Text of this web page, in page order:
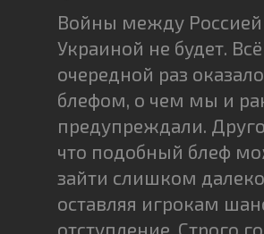
Войны между Россией
Украиной не будет.
очередной раз
блефом, о чем мы и
предупреждали.
что подобный блеф
зайти слишком
оставляя игрокам
отступление. Строго